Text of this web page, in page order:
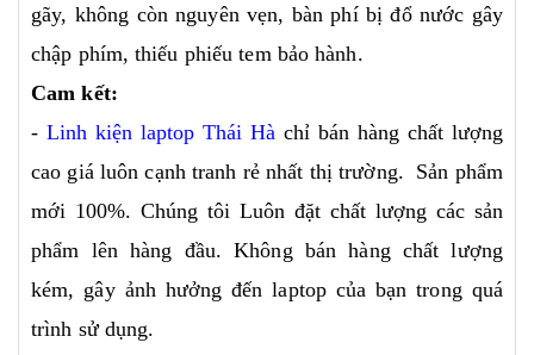
gãy, không còn nguyên vẹn, bàn phí bị đổ nước gây
chập phím, thiếu phiếu tem bảo hành.
Cam kết:
- Linh kiện laptop Thái Hà chỉ bán hàng chất lượng
cao giá luôn cạnh tranh rẻ nhất thị trường. Sản phẩm
mới 100%. Chúng tôi Luôn đặt chất lượng các sản
phẩm lên hàng đầu. Không bán hàng chất lượng
kém, gây ảnh hưởng đến laptop của bạn trong quá
trình sử dụng.